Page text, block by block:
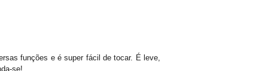
funções e é super fácil de tocar. É leve,
se!